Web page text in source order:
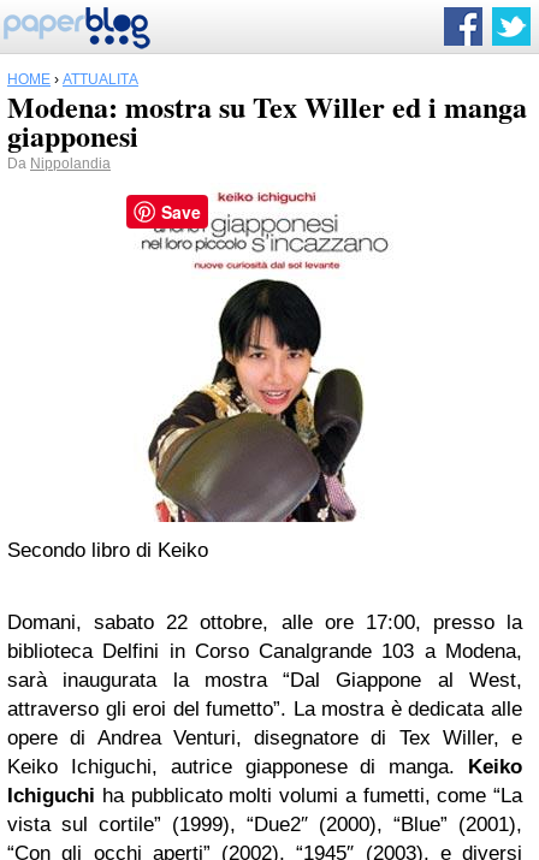
HOME › ATTUALITÀ
Modena: mostra su Tex Willer ed i manga
giapponesi
Da Nippolandia
Secondo libro di Keiko
Domani, sabato 22 ottobre, alle ore 17:00, presso la
biblioteca Delfini in Corso Canalgrande 103 a Modena,
sarà inaugurata la mostra “Dal Giappone al West,
attraverso gli eroi del fumetto”. La mostra è dedicata alle
opere di Andrea Venturi, disegnatore di Tex Willer, e
Keiko Ichiguchi, autrice giapponese di manga. Keiko
Ichiguchi ha pubblicato molti volumi a fumetti, come “La
vista sul cortile” (1999), “Due2″ (2000), “Blue” (2001),
“Con gli occhi aperti” (2002), “1945″ (2003), e diversi
Save